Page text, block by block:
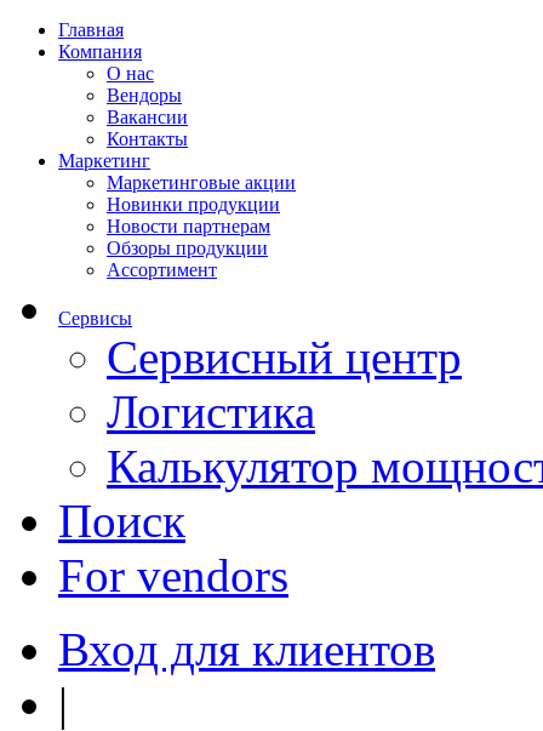
Главная
Компания
О нас
Вендоры
Вакансии
Контакты
Маркетинг
Маркетинговые акции
Новинки продукции
Новости партнерам
Обзоры продукции
Ассортимент
Сервисы
Сервисный центр
Логистика
Калькулятор
Поиск
For vendors
Вход для клиентов
|